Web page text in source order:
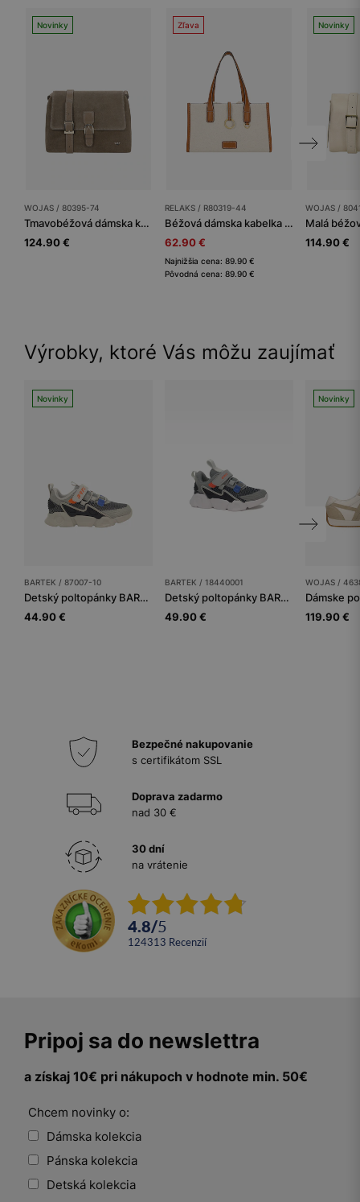
Novinky
WOJAS / 80395-74
Tmavobéžová dámska kabelka z kombinovaných koží
124.90 €
Zľava
RELAKS / R80319-44
Béžová dámska kabelka s kontrastnými vsadkami RELAKS
62.90 €
Najnižšia cena: 89.90 €
Pôvodná cena: 89.90 €
Novinky
WOJAS /
114.90 €
Výrobky, ktoré Vás môžu zaujímať
Novinky
BARTEK / 87007-10
Detský poltopánky BARTEK
44.90 €
BARTEK / 18440001
Detský poltopánky BARTEK
49.90 €
Novinky
WOJAS /
Dámske
119.90 €
Bezpečné nakupovanie
s certifikátom SSL
Doprava zadarmo
nad 30 €
30 dní
na vrátenie
4.8/5
124313 recenzií
Pripoj sa do newslettra
a získaj 10€ pri nákupoch v hodnote min. 50€
Chcem novinky o:
Dámska kolekcia
Pánska kolekcia
Detská kolekcia